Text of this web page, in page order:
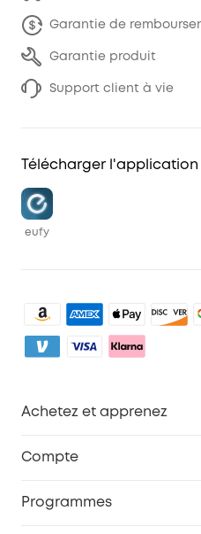
Garantie de
Garantie produit
Support client à vie
Télécharger l'application
eufy
Achetez et apprenez
Compte
Programmes